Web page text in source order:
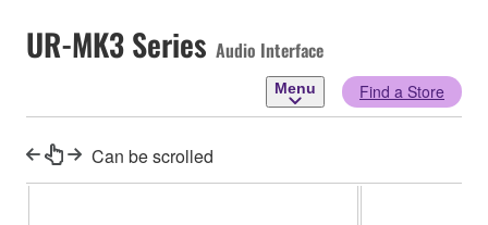
UR-MK3 Series Audio Interface
Menu Find a Store
Can be scrolled